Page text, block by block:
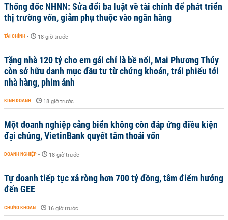
Thống đốc NHNN: Sửa đổi ba luật về tài chính để phát triển
thị trường vốn, giảm phụ thuộc vào ngân hàng
TÀI CHÍNH - 18 giờ trước
Tặng nhà 120 tỷ cho em gái chỉ là bề nổi, Mai Phương Thúy
còn sở hữu danh mục đầu tư từ chứng khoán, trái phiếu tới
nhà hàng, phim ảnh
KINH DOANH - 18 giờ trước
Một doanh nghiệp cảng biển không còn đáp ứng điều kiện
đại chúng, VietinBank quyết tâm thoái vốn
DOANH NGHIỆP - 18 giờ trước
Tự doanh tiếp tục xả ròng hơn 700 tỷ đồng, tâm điểm hướng
đến GEE
CHỨNG KHOÁN - 16 giờ trước